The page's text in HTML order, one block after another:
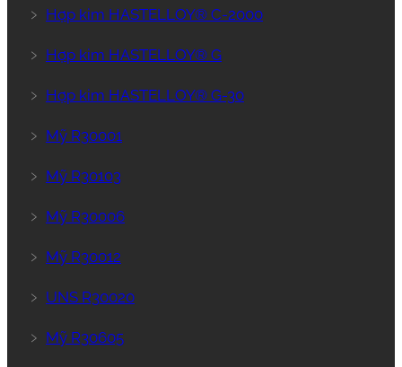
﹥ Hợp kim HASTELLOY® C-2000
﹥ Hợp kim HASTELLOY® G
﹥ Hợp kim HASTELLOY® G-30
﹥ Mỹ R30001
﹥ Mỹ R30103
﹥ Mỹ R30006
﹥ Mỹ R30012
﹥ UNS R30020
﹥ Mỹ R30605